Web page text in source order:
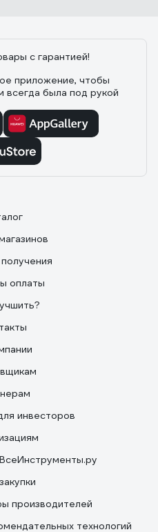
с гарантией!
приложение, чтобы
всегда была под рукой
оплаты
инвесторов
производителей
технологий